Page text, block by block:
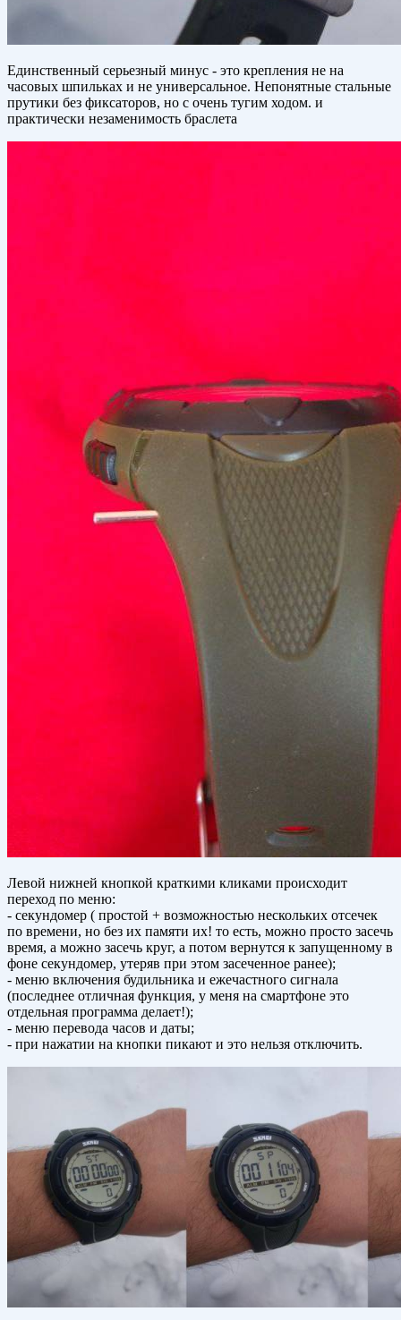
Единственный серьезный минус - это крепления не на
часовых шпильках и не универсальное. Непонятные стальные
прутики без фиксаторов, но с очень тугим ходом. и
практически незаменимость браслета
Левой нижней кнопкой краткими кликами происходит
переход по меню:
- секундомер ( простой + возможностью нескольких отсечек
по времени, но без их памяти их! то есть, можно просто засечь
время, а можно засечь круг, а потом вернутся к запущенному в
фоне секундомер, утеряв при этом засеченное ранее);
- меню включения будильника и ежечастного сигнала
(последнее отличная функция, у меня на смартфоне это
отдельная программа делает!);
- меню перевода часов и даты;
- при нажатии на кнопки пикают и это нельзя отключить.